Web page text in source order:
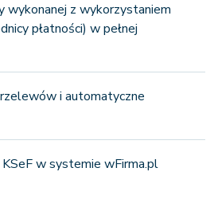
wykonanej z wykorzystaniem
płatności) w pełnej
i automatyczne
w systemie wFirma.pl